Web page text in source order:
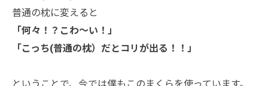
普通の枕に変えると
「何々！？こわ～い！」
「こっち(普通の枕）だとコリが出る！！」